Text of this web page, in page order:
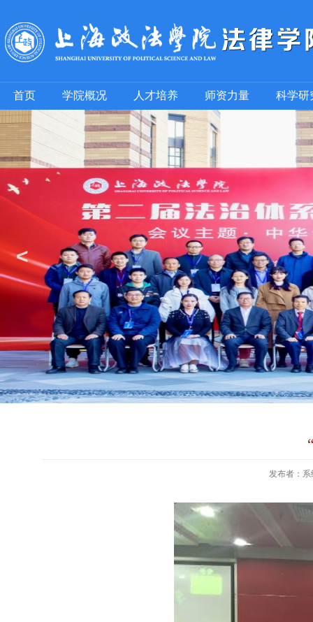
首页 学院概况 人才培养 师资力量 科学研
<
发布者：系